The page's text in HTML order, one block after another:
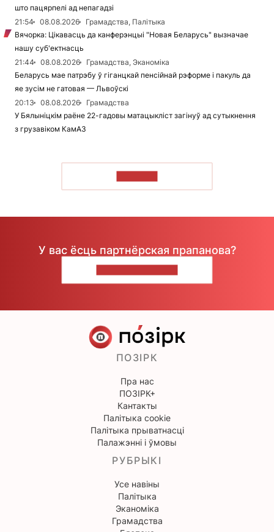
што пацярпелі ад непагадзі
21:54
08.08.2026
Грамадства, Палітыка
Вячорка: Цікавасць да канферэнцыі "Новая Беларусь" вызначае
нашу суб'ектнасць
21:44
08.08.2026
Грамадства, Эканоміка
Беларусь мае патрэбу ў гіганцкай пенсійнай рэформе і пакуль да
яе зусім не гатовая — Львоўскі
20:13
08.08.2026
Грамадства
У Бялыніцкім раёне 22-гадовы матацыкліст загінуў ад сутыкнення
з грузавіком КамАЗ
У вас ёсць партнёрская прапанова?
ПОЗІРК
Пра нас
ПОЗІРК+
Кантакты
Палітыка cookie
Палітыка прыватнасці
Палажэнні і ўмовы
РУБРЫКІ
Усе навіны
Палітыка
Эканоміка
Грамадства